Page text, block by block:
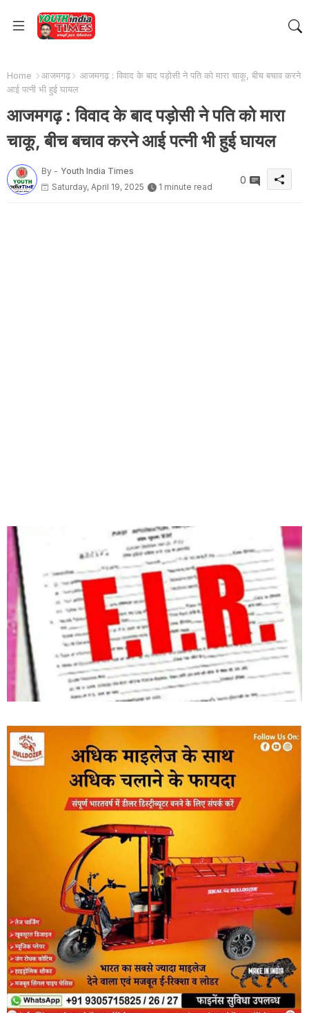
Home आजमगढ़
आजमगढ़ : विवाद के बाद पड़ोसी ने पति को मारा चाकू, बीच बचाव करने
आई पत्नी भी हुई घायल
आजमगढ़ : विवाद के बाद पड़ोसी ने पति को मारा
चाकू, बीच बचाव करने आई पत्नी भी हुई घायल
By - Youth India Times
Saturday, April 19, 2025
1 minute read
0